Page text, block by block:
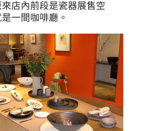
店內前段是瓷器展售空
一間咖啡廳。